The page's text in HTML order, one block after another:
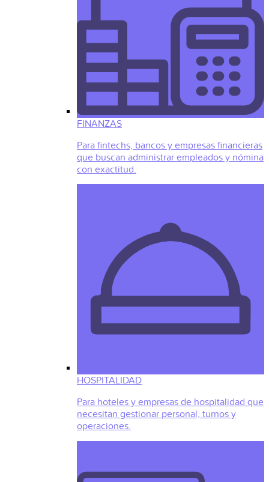
FINANZAS
Para fintechs, bancos y empresas financieras
que buscan administrar empleados y nómina
con exactitud.
HOSPITALIDAD
Para hoteles y empresas de hospitalidad que
necesitan gestionar personal, turnos y
operaciones.